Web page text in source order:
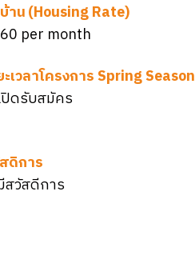
าน (Housing Rate)
per month
ะเวลาโครงการ Spring Season
ปิดรับสมัคร
ดิการ
สวัสดีการ